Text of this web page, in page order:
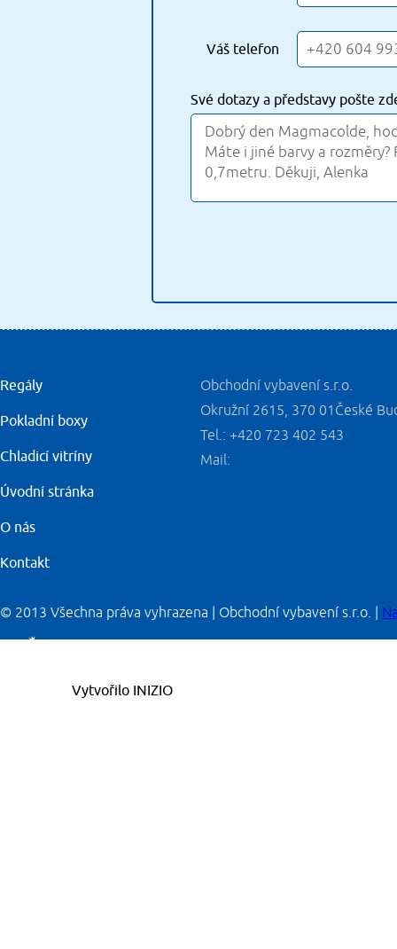
Váš telefon
Své dotazy a představy pošte
Regály
Pokladní boxy
Chladicí vitríny
Úvodní stránka
O nás
Kontakt
Obchodní vybavení s.r.o.
Okružní 2615, 370 01České
Tel.: +420 723 402 543
Mail:
© 2013 Všechna práva vyhrazena | Obchodní vybavení s.r.o. |
Vytvořilo INIZIO